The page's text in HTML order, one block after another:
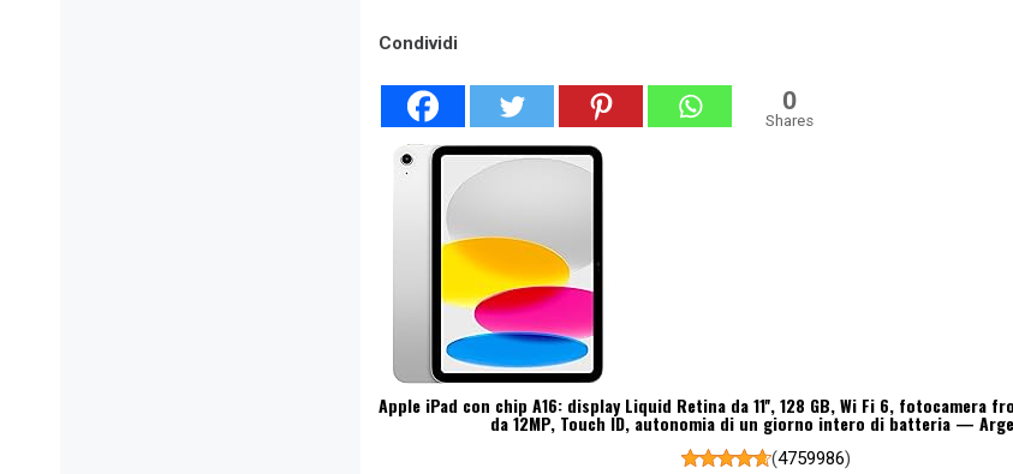
Condividi
0
Shares
Apple iPad con chip A16: display Liquid Retina da 11'', 128 GB, Wi Fi 6, fotocamera
da 12MP, Touch ID, autonomia di un giorno intero di batteria —
(4759986)